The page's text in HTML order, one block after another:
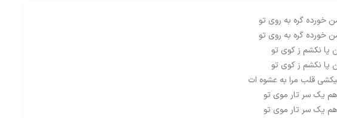
خورده گره به روی تو
خورده گره به روی تو
پا نکشم ز کوی تو
پا نکشم ز کوی تو
قلب مرا به عشوه ات
یک سر تار موی تو
یک سر تار موی تو